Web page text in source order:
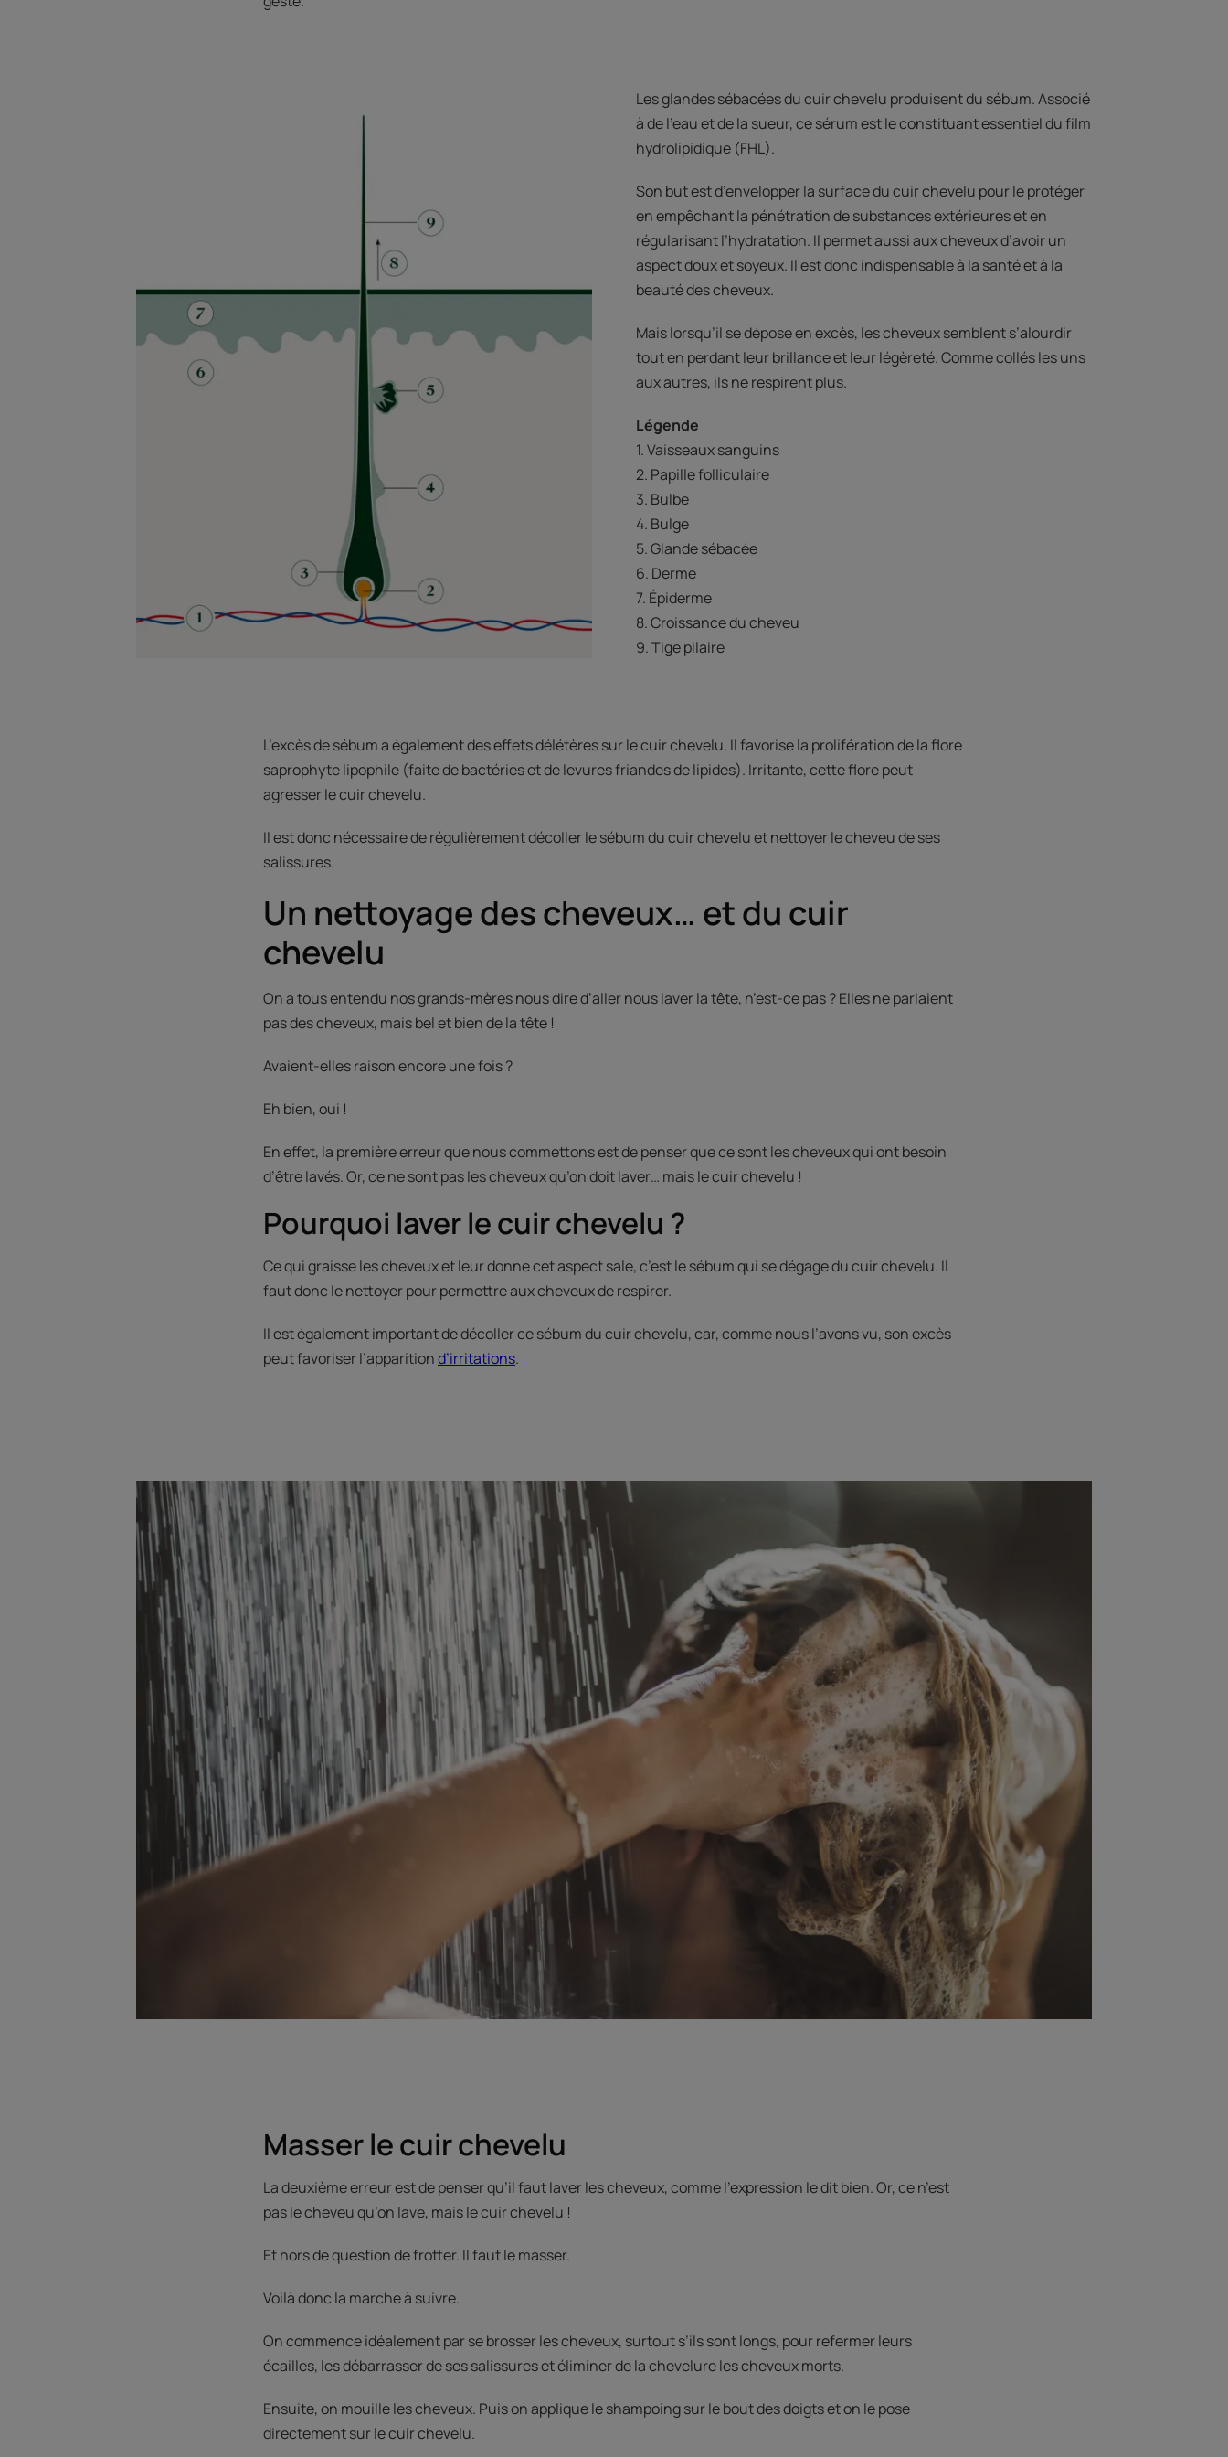
Les glandes sébacées du cuir chevelu produisent du sébum. Associé
à de l’eau et de la sueur, ce sérum est le constituant essentiel du film
hydrolipidique (FHL).
Son but est d’envelopper la surface du cuir chevelu pour le protéger
en empêchant la pénétration de substances extérieures et en
régularisant l’hydratation. Il permet aussi aux cheveux d’avoir un
aspect doux et soyeux. Il est donc indispensable à la santé et à la
beauté des cheveux.
Mais lorsqu’il se dépose en excès, les cheveux semblent s’alourdir
tout en perdant leur brillance et leur légèreté. Comme collés les uns
aux autres, ils ne respirent plus.
Légende
1. Vaisseaux sanguins
2. Papille folliculaire
3. Bulbe
4. Bulge
5. Glande sébacée
6. Derme
7. Épiderme
8. Croissance du cheveu
9. Tige pilaire
L’excès de sébum a également des effets délétères sur le cuir chevelu. Il favorise la prolifération de la flore
saprophyte lipophile (faite de bactéries et de levures friandes de lipides). Irritante, cette flore peut
agresser le cuir chevelu.
Il est donc nécessaire de régulièrement décoller le sébum du cuir chevelu et nettoyer le cheveu de ses
salissures.
Un nettoyage des cheveux… et du cuir
chevelu
On a tous entendu nos grands-mères nous dire d’aller nous laver la tête, n’est-ce pas ? Elles ne parlaient
pas des cheveux, mais bel et bien de la tête !
Avaient-elles raison encore une fois ?
Eh bien, oui !
En effet, la première erreur que nous commettons est de penser que ce sont les cheveux qui ont besoin
d’être lavés. Or, ce ne sont pas les cheveux qu’on doit laver… mais le cuir chevelu !
Pourquoi laver le cuir chevelu ?
Ce qui graisse les cheveux et leur donne cet aspect sale, c’est le sébum qui se dégage du cuir chevelu. Il
faut donc le nettoyer pour permettre aux cheveux de respirer.
Il est également important de décoller ce sébum du cuir chevelu, car, comme nous l’avons vu, son excès
peut favoriser l’apparitiond’irritations.
Masser le cuir chevelu
La deuxième erreur est de penser qu’il faut laver les cheveux, comme l’expression le dit bien. Or, ce n’est
pas le cheveu qu’on lave, mais le cuir chevelu !
Et hors de question de frotter. Il faut le masser.
Voilà donc la marche à suivre.
On commence idéalement par se brosser les cheveux, surtout s’ils sont longs, pour refermer leurs
écailles, les débarrasser de ses salissures et éliminer de la chevelure les cheveux morts.
Ensuite, on mouille les cheveux. Puis on applique le shampoing sur le bout des doigts et on le pose
directement sur le cuir chevelu.